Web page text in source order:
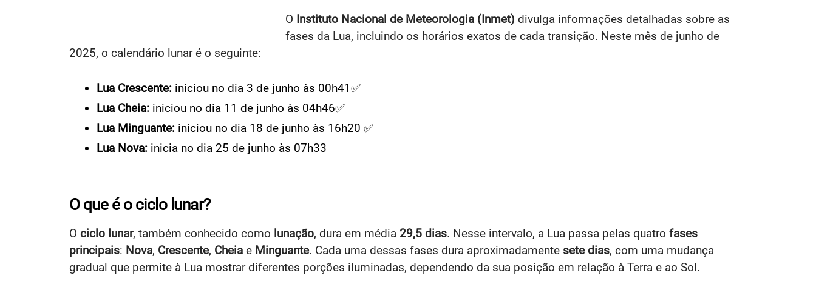
O Instituto Nacional de Meteorologia (Inmet) divulga informações detalhadas sobre as
fases da Lua, incluindo os horários exatos de cada transição. Neste mês de junho de
2025, o calendário lunar é o seguinte:
Lua Crescente: iniciou no dia 3 de junho às 00h41✅
Lua Cheia: iniciou no dia 11 de junho às 04h46✅
Lua Minguante: iniciou no dia 18 de junho às 16h20 ✅
Lua Nova: inicia no dia 25 de junho às 07h33
O que é o ciclo lunar?
O ciclo lunar, também conhecido como lunação, dura em média 29,5 dias. Nesse intervalo, a Lua passa pelas quatro fases
principais: Nova, Crescente, Cheia e Minguante. Cada uma dessas fases dura aproximadamente sete dias, com uma mudança
gradual que permite à Lua mostrar diferentes porções iluminadas, dependendo da sua posição em relação à Terra e ao Sol.